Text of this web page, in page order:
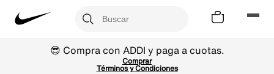
😎 Compra con ADDI y paga a cuotas.
Comprar
Términos y Condiciones